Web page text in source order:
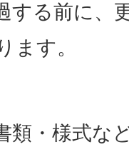
する前に、
ます。
類・様式な